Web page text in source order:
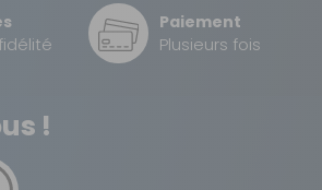
Paiement
Plusieurs fois
!